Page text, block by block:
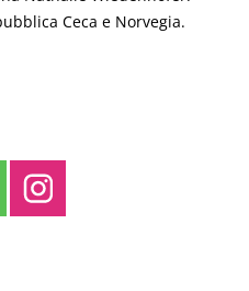
Ceca e Norvegia.